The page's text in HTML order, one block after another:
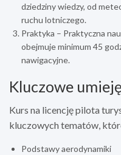
dziedziny wiedzy, od
ruchu lotniczego.
Praktyka – Praktyczna
obejmuje minimum 45
nawigacyjne.
Kluczowe
Kurs na licencję pilota
kluczowych tematów,
Podstawy aerodynamiki